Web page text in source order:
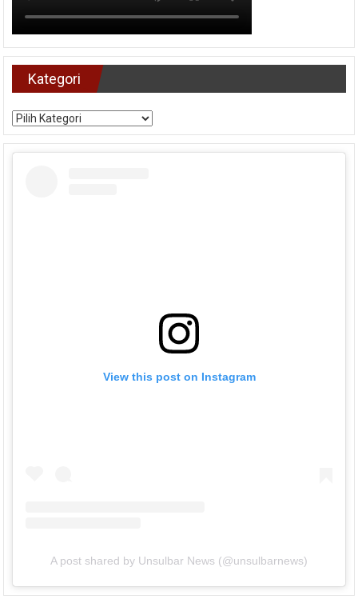
Kategori
Kategori
View this post on Instagram
A post shared by Unsulbar News (@unsulbarnews)